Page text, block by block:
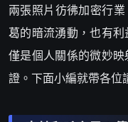
兩張照片彷彿加密行
葛的暗流湧動，也有
僅是個人關係的微妙
證。下面小編就帶各位